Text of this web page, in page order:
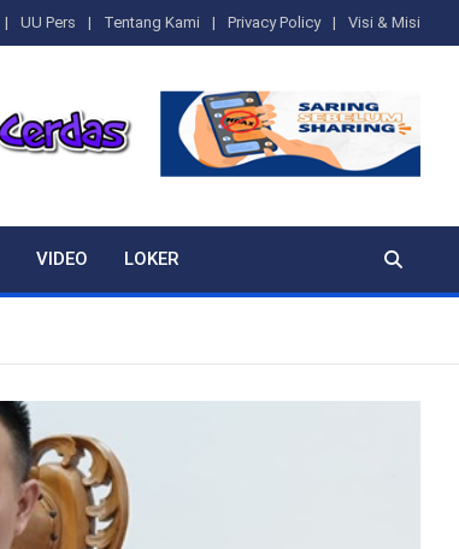
UU Pers Tentang Kami Privacy Policy Visi & Misi
VIDEO LOKER